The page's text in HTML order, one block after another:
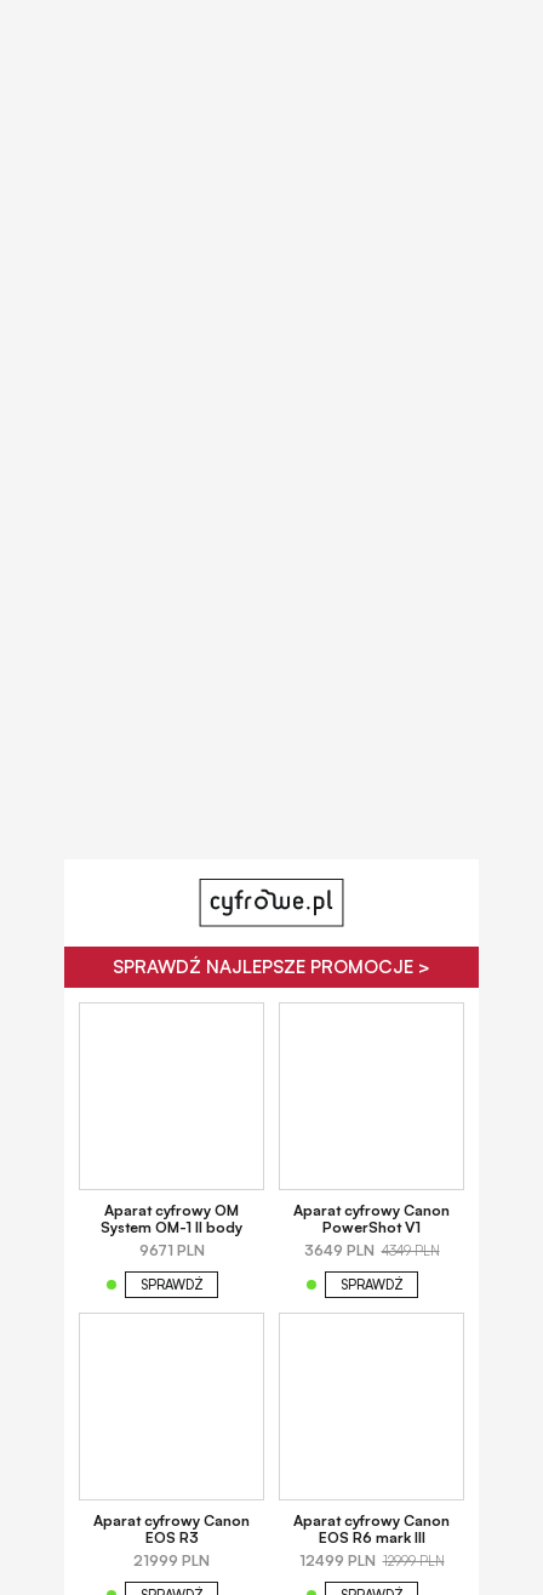
SPRAWDŹ NAJLEPSZE PROMOCJE >
Aparat cyfrowy OM
System OM-1 II body
9671 PLN
SPRAWDŹ
Aparat cyfrowy Canon
PowerShot V1
3649 PLN 4349 PLN
SPRAWDŹ
Aparat cyfrowy Canon
EOS R3
21999 PLN
Aparat cyfrowy Canon
EOS R6 mark III
12499 PLN 12999 PLN